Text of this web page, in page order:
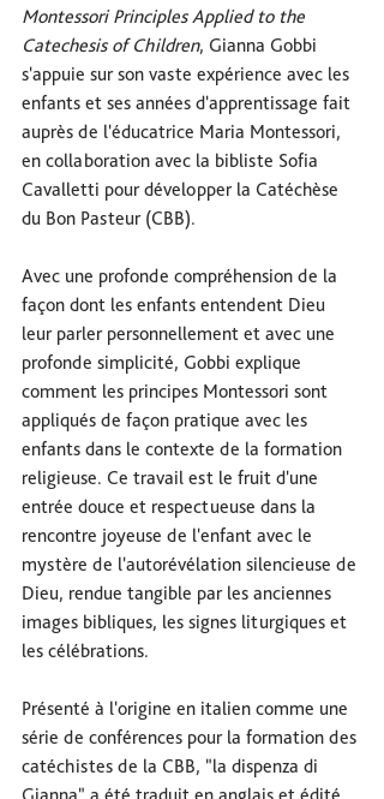
Montessori Principles Applied to the
Catechesis of Children, Gianna Gobbi
s'appuie sur son vaste expérience avec les
enfants et ses années d'apprentissage fait
auprès de l'éducatrice Maria Montessori,
en collaboration avec la bibliste Sofia
Cavalletti pour développer la Catéchèse
du Bon Pasteur (CBB).
Avec une profonde compréhension de la
façon dont les enfants entendent Dieu
leur parler personnellement et avec une
profonde simplicité, Gobbi explique
comment les principes Montessori sont
appliqués de façon pratique avec les
enfants dans le contexte de la formation
religieuse. Ce travail est le fruit d'une
entrée douce et respectueuse dans la
rencontre joyeuse de l'enfant avec le
mystère de l'autorévélation silencieuse de
Dieu, rendue tangible par les anciennes
images bibliques, les signes liturgiques et
les célébrations.
Présenté à l'origine en italien comme une
série de conférences pour la formation des
catéchistes de la CBB, "la dispenza di